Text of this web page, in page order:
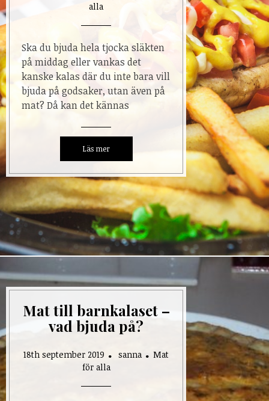
alla
Ska du bjuda hela tjocka släkten
på middag eller vankas det
kanske kalas där du inte bara vill
bjuda på godsaker, utan även på
mat? Då kan det kännas
Mat till barnkalaset –
vad bjuda på?
18th september 2019 sanna
Mat
för alla